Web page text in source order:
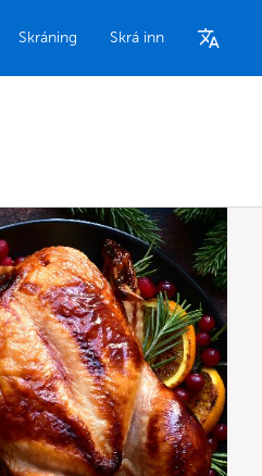
Skráning Skrá inn